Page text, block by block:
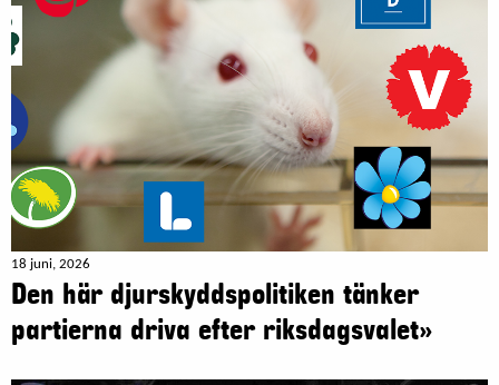
18 juni, 2026
Den här djurskyddspolitiken tänker
partierna driva efter riksdagsvalet»